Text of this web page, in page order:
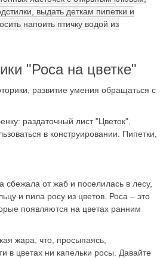
выдать деткам пипетки и
напоить птичку водой из
"Роса на цветке"
развитие умения обращаться с
раздаточный лист "Цветок",
в конструировании. Пипетки,
сбежала от жаб и поселилась в лесу,
и пила росу из цветов. Роса – это
появляются на цветах ранним
жара, что, просыпаясь,
в цветах ни капельки росы. Давайте